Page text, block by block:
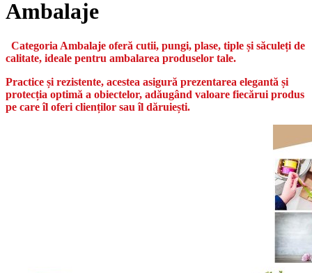
Ambalaje
Categoria Ambalaje oferă cutii, pungi, plase, tiple și săculeți de
calitate, ideale pentru ambalarea produselor tale.
Practice și rezistente, acestea asigură prezentarea elegantă și
protecția optimă a obiectelor, adăugând valoare fiecărui produs
pe care îl oferi clienților sau îl dăruiești.